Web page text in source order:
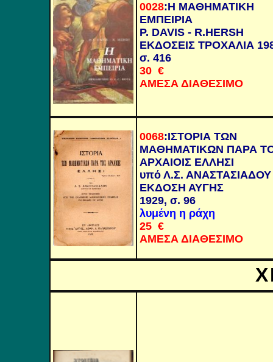
0028:Η ΜΑΘΗΜΑΤΙΚΗ
ΕΜΠΕΙΡΙΑ
P. DAVIS - R.HERSH
ΕΚΔΟΣΕΙΣ ΤΡΟΧΑΛΙΑ
σ. 416
30 €
ΑΜΕΣΑ ΔΙΑΘΕΣΙΜΟ
0068:ΙΣΤΟΡΙΑ ΤΩΝ
ΜΑΘΗΜΑΤΙΚΩΝ ΠΑΡΑ
ΑΡΧΑΙΟΙΣ ΕΛΛΗΣΙ
υπό Λ.Σ. ΑΝΑΣΤΑΣΙΑΔΟΥ
ΕΚΔΟΣΗ ΑΥΓΗΣ
1929, σ. 96
λυμένη η ράχη
25 €
ΑΜΕΣΑ ΔΙΑΘΕΣΙΜΟ